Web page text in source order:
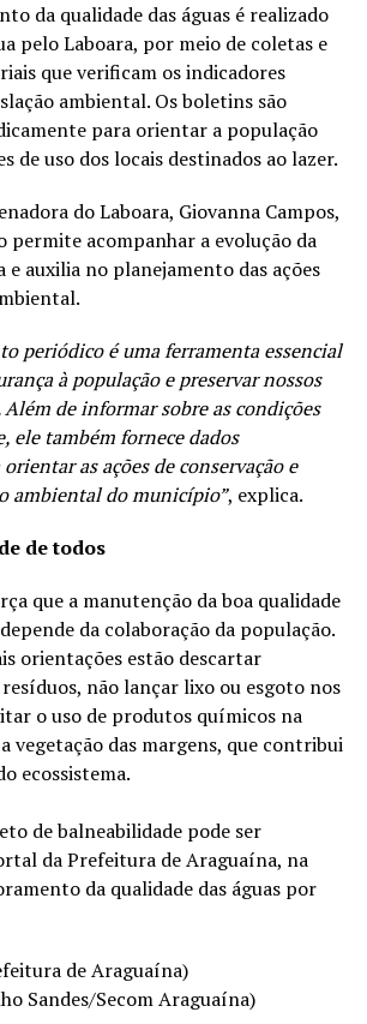
da qualidade das águas é realizado
pelo Laboara, por meio de coletas e
que verificam os indicadores
ambiental. Os boletins são
para orientar a população
de uso dos locais destinados ao lazer.
do Laboara, Giovanna Campos,
acompanhar a evolução da
e auxilia no planejamento das ações
periódico é uma ferramenta essencial
à população e preservar nossos
de informar sobre as condições
ele também fornece dados
as ações de conservação e
ambiental do município”, explica.
de todos
que a manutenção da boa qualidade
da colaboração da população.
orientações estão descartar
não lançar lixo ou esgoto nos
o uso de produtos químicos na
vegetação das margens, que contribui
ecossistema.
de balneabilidade pode ser
da Prefeitura de Araguaína, na
da qualidade das águas por
de Araguaína)
Sandes/Secom Araguaína)